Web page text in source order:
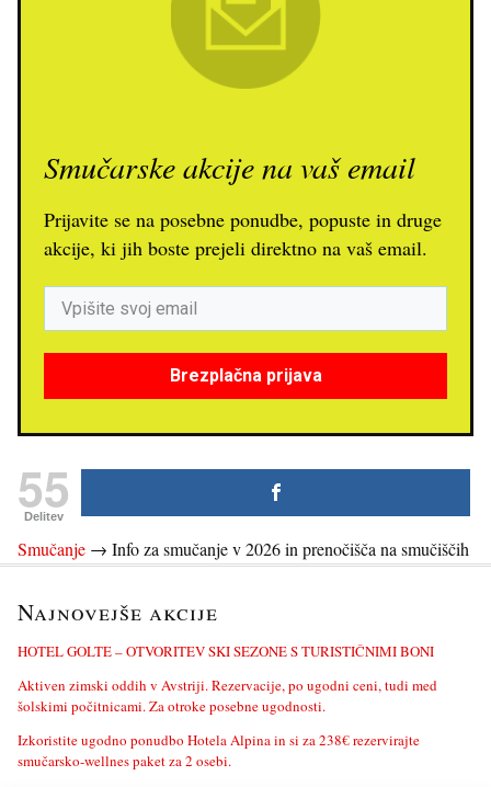
Smučarske akcije na vaš email
Prijavite se na posebne ponudbe, popuste in druge
akcije, ki jih boste prejeli direktno na vaš email.
Brezplačna prijava
55
Delitev
Smučanje → Info za smučanje v 2026 in prenočišča na smučiščih
Najnovejše akcije
HOTEL GOLTE – OTVORITEV SKI SEZONE S TURISTIČNIMI BONI
Aktiven zimski oddih v Avstriji. Rezervacije, po ugodni ceni, tudi med
šolskimi počitnicami. Za otroke posebne ugodnosti.
Izkoristite ugodno ponudbo Hotela Alpina in si za 238€ rezervirajte
smučarsko-wellnes paket za 2 osebi.